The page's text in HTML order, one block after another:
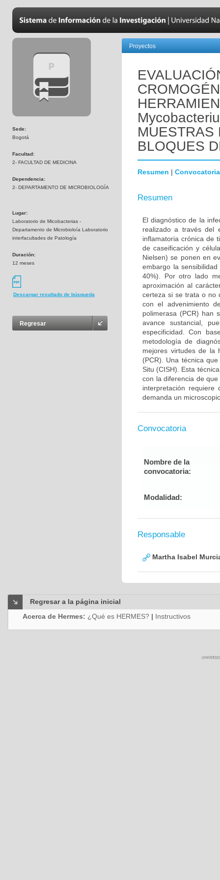
Sede:
Bogotá
Facultad:
2- FACULTAD DE MEDICINA
Dependencia:
2- DEPARTAMENTO DE MICROBIOLOGÍA
Lugar:
Laboratorio de Micobacterias -
Departamento de Microbioloía Laboratorio
interfacultades de Patología
Duración:
12 meses
Descargar resultado de búsqueda
Regresar
Proyectos
MUESTRAS
BLOQUES
Resumen | Convocatoria
Resumen
El diagnóstico de la
realizado a través del
inflamatoria crónica de
de caseificación y
Nielsen) se ponen en
embargo la
40%). Por otro lado
aproximación al
certeza si se trata o no
con el advenimiento
polimerasa (PCR) han
avance sustancial,
especificidad. Con
metodología de
mejores virtudes de la
(PCR). Una técnica
Situ (CISH). Esta
con la diferencia de
interpretación requiere
demanda un
Convocatoria
Nombre de la
convocatoria:
Modalidad:
Responsable
Martha Isabel
Regresar a la página inicial
Acerca de Hermes: ¿Qué es HERMES? | Instructivos